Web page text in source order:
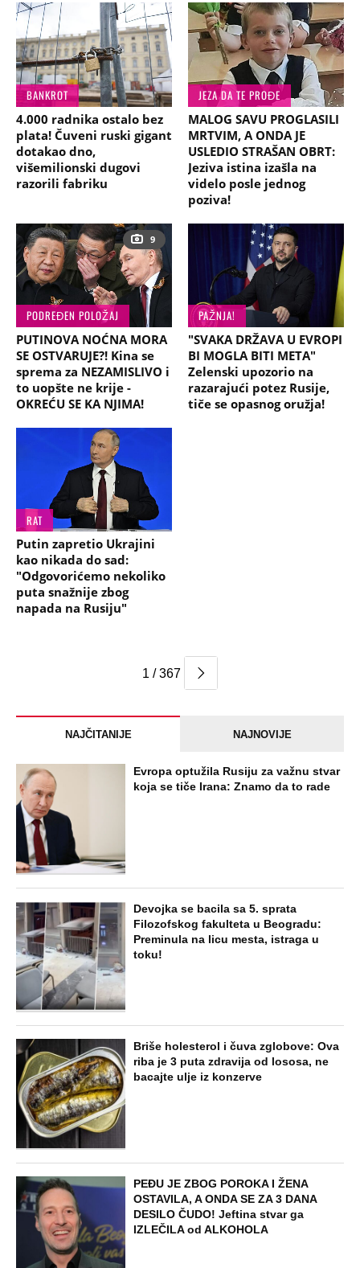
BANKROT
4.000 radnika ostalo bez
plata! Čuveni ruski gigant
dotakao dno,
višemilionski dugovi
razorili fabriku
JEZA DA TE PROĐE
MALOG SAVU PROGLASILI
MRTVIM, A ONDA JE
USLEDIO STRAŠAN OBRT:
Jeziva istina izašla na
videlo posle jednog
poziva!
9
PODREĐEN POLOŽAJ
PUTINOVA NOĆNA MORA
SE OSTVARUJE?! Kina se
sprema za NEZAMISLIVO i
to uopšte ne krije -
OKREĆU SE KA NJIMA!
PAŽNJA!
"SVAKA DRŽAVA U EVROPI
BI MOGLA BITI META"
Zelenski upozorio na
razarajući potez Rusije,
tiče se opasnog oružja!
RAT
Putin zapretio Ukrajini
kao nikada do sad:
"Odgovorićemo nekoliko
puta snažnije zbog
napada na Rusiju"
1 / 367
NAJČITANIJE NAJNOVIJE
Evropa optužila Rusiju za važnu stvar
koja se tiče Irana: Znamo da to rade
Devojka se bacila sa 5. sprata
Filozofskog fakulteta u Beogradu:
Preminula na licu mesta, istraga u
toku!
Briše holesterol i čuva zglobove: Ova
riba je 3 puta zdravija od lososa, ne
bacajte ulje iz konzerve
PEĐU JE ZBOG POROKA I ŽENA
OSTAVILA, A ONDA SE ZA 3 DANA
DESILO ČUDO! Jeftina stvar ga
IZLEČILA od ALKOHOLA